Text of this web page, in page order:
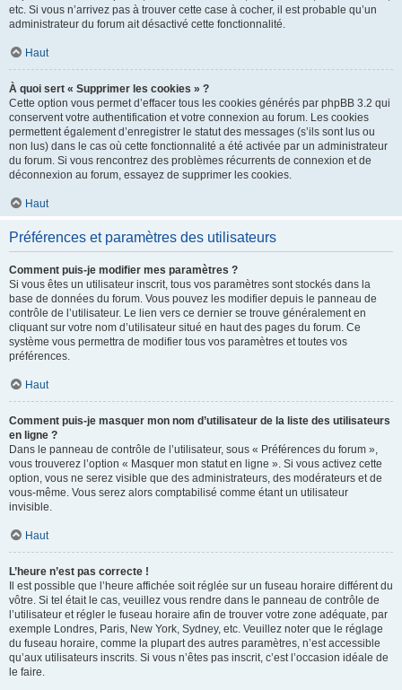
etc. Si vous n’arrivez pas à trouver cette case à cocher, il est probable qu’un
administrateur du forum ait désactivé cette fonctionnalité.
Haut
À quoi sert « Supprimer les cookies » ?
Cette option vous permet d’effacer tous les cookies générés par phpBB 3.2 qui
conservent votre authentification et votre connexion au forum. Les cookies
permettent également d’enregistrer le statut des messages (s’ils sont lus ou
non lus) dans le cas où cette fonctionnalité a été activée par un administrateur
du forum. Si vous rencontrez des problèmes récurrents de connexion et de
déconnexion au forum, essayez de supprimer les cookies.
Haut
Préférences et paramètres des utilisateurs
Comment puis-je modifier mes paramètres ?
Si vous êtes un utilisateur inscrit, tous vos paramètres sont stockés dans la
base de données du forum. Vous pouvez les modifier depuis le panneau de
contrôle de l’utilisateur. Le lien vers ce dernier se trouve généralement en
cliquant sur votre nom d’utilisateur situé en haut des pages du forum. Ce
système vous permettra de modifier tous vos paramètres et toutes vos
préférences.
Haut
Comment puis-je masquer mon nom d’utilisateur de la liste des utilisateurs
en ligne ?
Dans le panneau de contrôle de l’utilisateur, sous « Préférences du forum »,
vous trouverez l’option « Masquer mon statut en ligne ». Si vous activez cette
option, vous ne serez visible que des administrateurs, des modérateurs et de
vous-même. Vous serez alors comptabilisé comme étant un utilisateur
invisible.
Haut
L’heure n’est pas correcte !
Il est possible que l’heure affichée soit réglée sur un fuseau horaire différent du
vôtre. Si tel était le cas, veuillez vous rendre dans le panneau de contrôle de
l’utilisateur et régler le fuseau horaire afin de trouver votre zone adéquate, par
exemple Londres, Paris, New York, Sydney, etc. Veuillez noter que le réglage
du fuseau horaire, comme la plupart des autres paramètres, n’est accessible
qu’aux utilisateurs inscrits. Si vous n’êtes pas inscrit, c’est l’occasion idéale de
le faire.